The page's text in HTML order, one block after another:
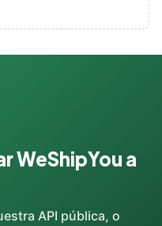
WeShipYou a
API pública, o